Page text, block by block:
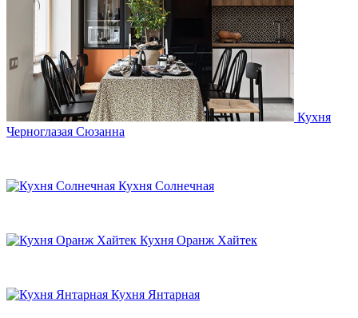
Кухня
Черноглазая Сюзанна
Кухня Солнечная
Кухня Оранж Хайтек
Кухня Янтарная